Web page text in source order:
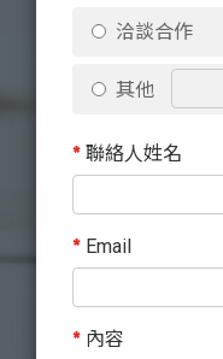
洽談合作
其他
* 聯絡人姓名
* Email
* 內容